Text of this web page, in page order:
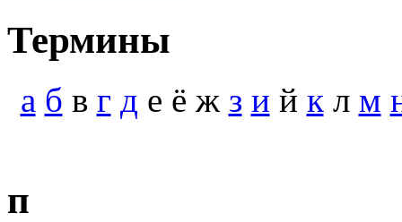
Термины
а б в г д е ё ж з и й к л м
п